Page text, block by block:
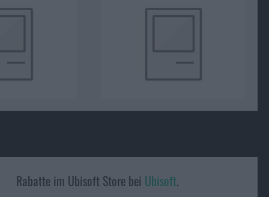
Rabatte im Ubisoft Store bei Ubisoft.